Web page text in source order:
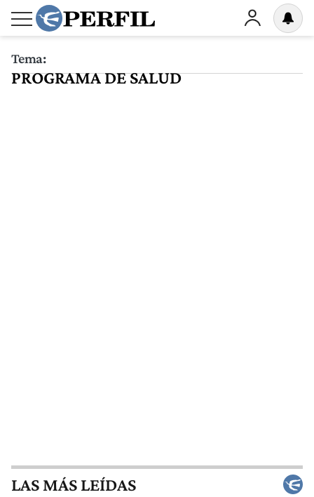
Tema:
PROGRAMA DE SALUD
LAS MÁS LEÍDAS